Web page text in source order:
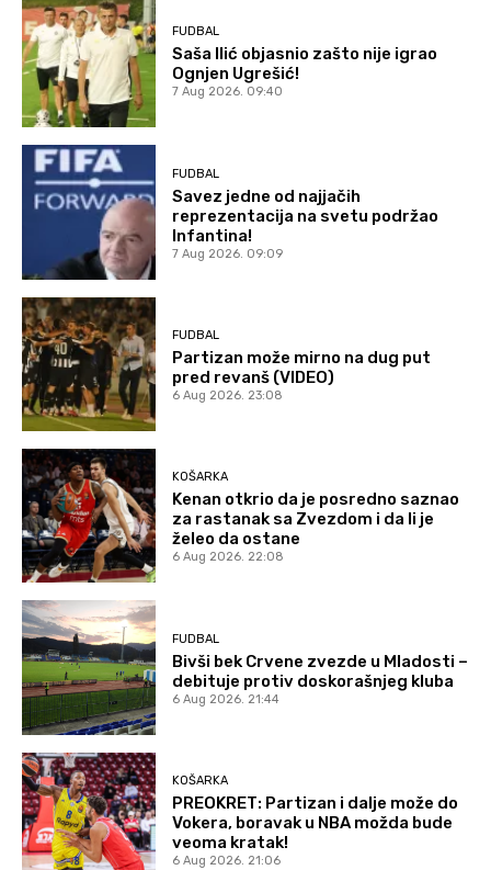
FUDBAL
Saša Ilić objasnio zašto nije igrao
Ognjen Ugrešić!
7 Aug 2026. 09:40
FUDBAL
Savez jedne od najjačih
reprezentacija na svetu podržao
Infantina!
7 Aug 2026. 09:09
FUDBAL
Partizan može mirno na dug put
pred revanš (VIDEO)
6 Aug 2026. 23:08
KOŠARKA
Kenan otkrio da je posredno saznao
za rastanak sa Zvezdom i da li je
želeo da ostane
6 Aug 2026. 22:08
FUDBAL
Bivši bek Crvene zvezde u Mladosti –
debituje protiv doskorašnjeg kluba
6 Aug 2026. 21:44
KOŠARKA
PREOKRET: Partizan i dalje može do
Vokera, boravak u NBA možda bude
veoma kratak!
6 Aug 2026. 21:06